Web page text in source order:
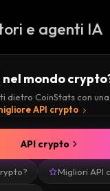
e agenti IA
nel mondo
dietro CoinStats con una
API crypto
Migliori API
API crypto